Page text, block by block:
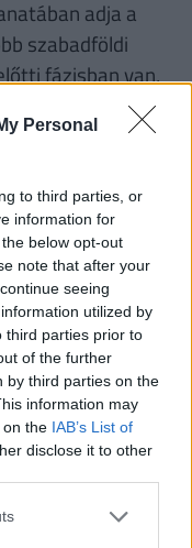
Personal
to third parties, or
information for
below opt-out
note that after your
seeing
utilized by
third parties prior to
of the further
by third parties on the
information may
on the IAB’s List of
disclose it to other
adja a
szabadföldi
fázisban van,
május
magad”epret
az adott
tárolóedény –,
és árakról is:
vármegye